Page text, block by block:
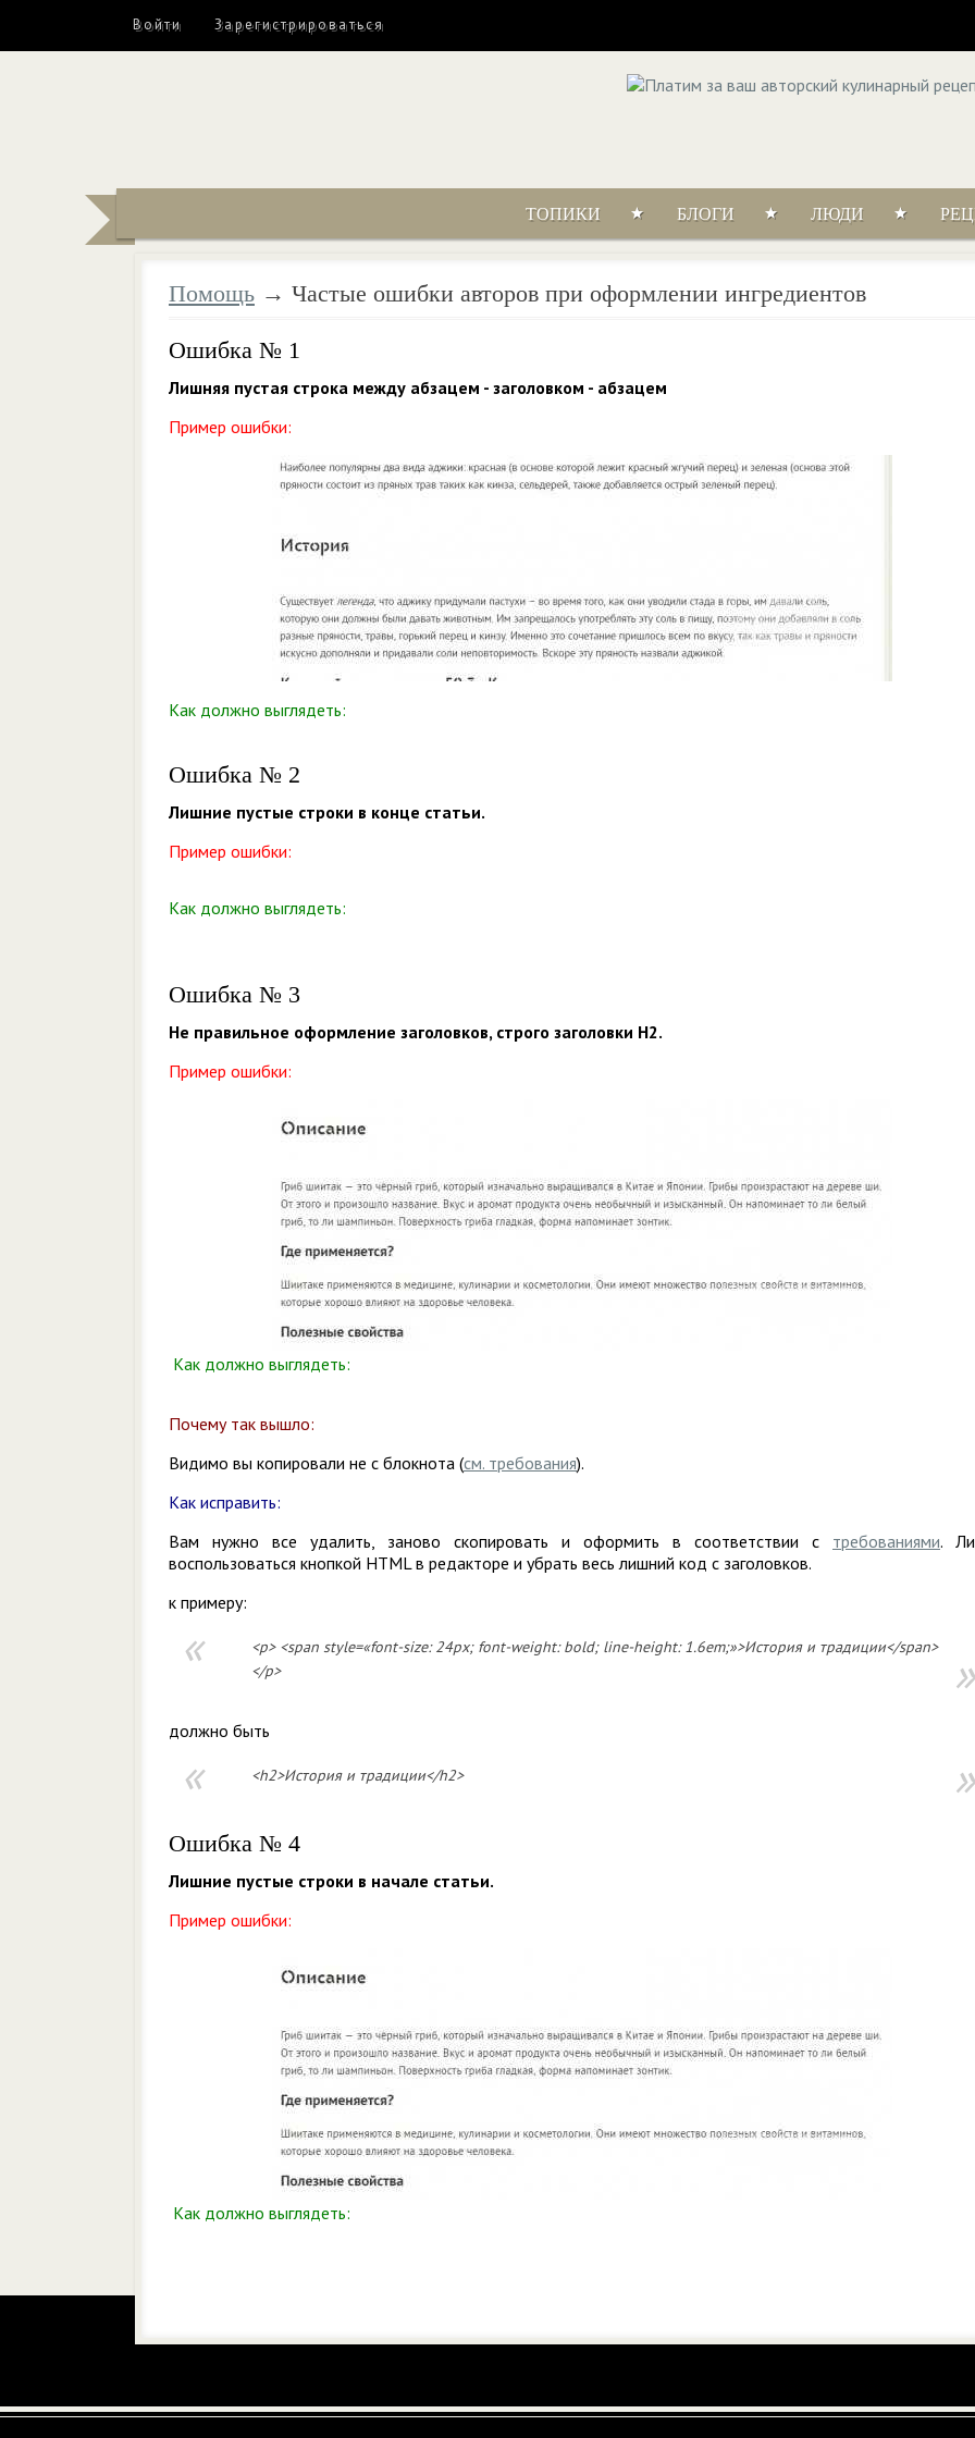
Войти Зарегистрироваться
ТОПИКИ БЛОГИ ЛЮДИ
Помощь → Частые ошибки авторов при оформлении ингредиентов
Ошибка № 1
Лишняя пустая строка между абзацем - заголовком - абзацем
Пример ошибки:
Как должно выглядеть:
Ошибка № 2
Лишние пустые строки в конце статьи.
Пример ошибки:
Как должно выглядеть:
Ошибка № 3
Не правильное оформление заголовков, строго заголовки H2.
Пример ошибки:
Как должно выглядеть:
Почему так вышло:
Видимо вы копировали не с блокнота (см. требования).
Как исправить:
Вам нужно все удалить, заново скопировать и оформить в соответствии с требованиями.
воспользоваться кнопкой HTML в редакторе и убрать весь лишний код с заголовков.
к примеру:
<p> <span style=«font-size: 24px; font-weight: bold; line-height: 1.6em;»>История и традиции</span>
</p>
должно быть
<h2>История и традиции</h2>
Ошибка № 4
Лишние пустые строки в начале статьи.
Пример ошибки:
Как должно выглядеть: